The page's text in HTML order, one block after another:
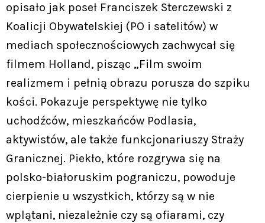
opisało jak poseł Franciszek Sterczewski z
Koalicji Obywatelskiej (PO i satelitów) w
mediach społecznościowych zachwycał się
filmem Holland, pisząc „Film swoim
realizmem i pełnią obrazu porusza do szpiku
kości. Pokazuje perspektywę nie tylko
uchodźców, mieszkańców Podlasia,
aktywistów, ale także funkcjonariuszy Straży
Granicznej. Piekło, które rozgrywa się na
polsko-białoruskim pograniczu, powoduje
cierpienie u wszystkich, którzy są w nie
wplątani, niezależnie czy są ofiarami, czy